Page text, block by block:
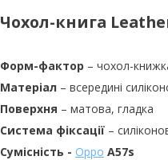
Чохол-книга
Форм-фактор – чохол-
Матеріал – всередині
Поверхня – матова, гладка
Система фіксації –
Сумісність - Oppo A57s